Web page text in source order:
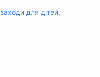
заходи для дітей,